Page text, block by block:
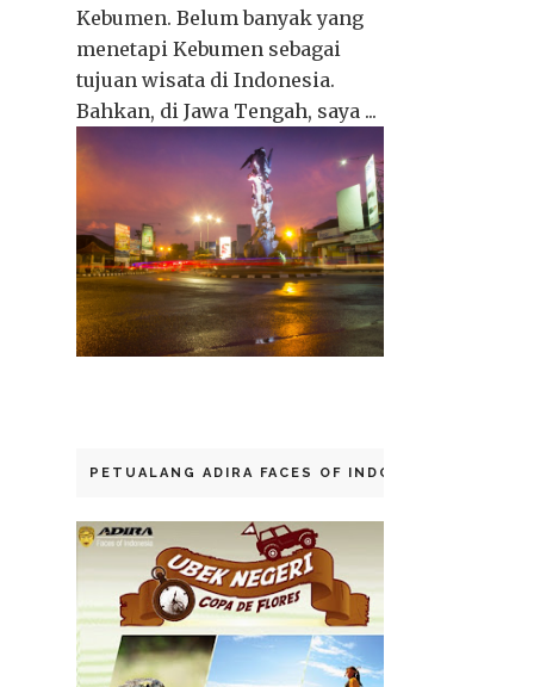
Kebumen. Belum banyak yang
menetapi Kebumen sebagai
tujuan wisata di Indonesia.
Bahkan, di Jawa Tengah, saya ...
PETUALANG ADIRA FACES OF INDONESIA 2014 -